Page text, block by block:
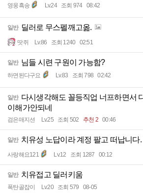
영웅흑송 Lv.24 조회 974 08:42
일반 딜러로 무스펠깨고옮.
땃쥐 Lv.86 조회 1240 02:51
일반 님들 시련 구원이 가능함?
하면된다구요 Lv.83 조회 798 02:42
일반 다시생각해도 꼴등직업 너프하면서
이해가안되네
검은매지션 Lv.25 조회 502 추천 2 00:46
일반 치유성 노답이라 계정 팔고 떠납니다.
사랑해요121 Lv.12 조회 1287 00:12
일반 치유접고 딜러키움
폭탄골잡이 Lv.20 조회 579 08-05